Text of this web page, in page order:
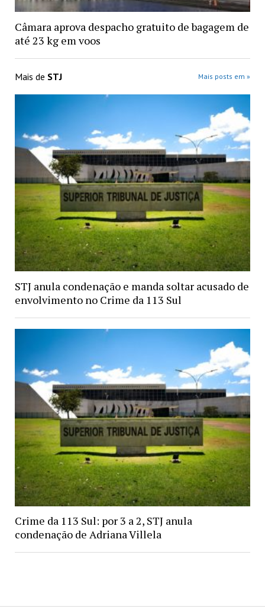
Câmara aprova despacho gratuito de bagagem de
até 23 kg em voos
Mais de STJ Mais posts em »
STJ anula condenação e manda soltar acusado de
envolvimento no Crime da 113 Sul
Crime da 113 Sul: por 3 a 2, STJ anula
condenação de Adriana Villela